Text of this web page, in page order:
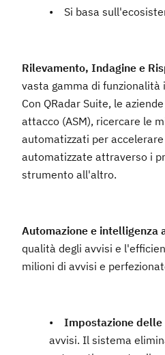
• Si basa
Rilevamento, Indagine e
vasta gamma di
Con QRadar Suite, le
attacco (ASM), ricercare le
automatizzati per
automatizzate attraverso i
strumento all'altro.
Automazione e intelligenza
qualità degli avvisi e
milioni di avvisi e
• Impostazione
avvisi. Il sistema